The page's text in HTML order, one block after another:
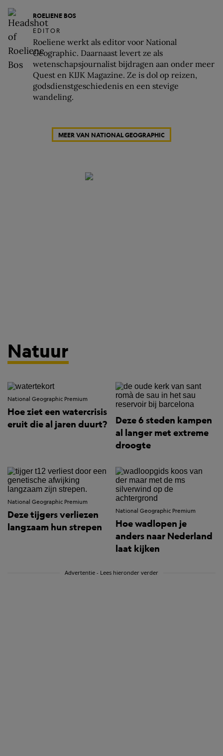
ROELIENE BOS
EDITOR
Roeliene werkt als editor voor National
Geographic. Daarnaast levert ze als
wetenschapsjournalist bijdragen aan onder meer
Quest en KIJK Magazine. Ze is dol op reizen,
godsdienstgeschiedenis en een stevige
wandeling.
MEER VAN NATIONAL GEOGRAPHIC
Natuur
National Geographic Premium
Hoe ziet een watercrisis
eruit die al jaren duurt?
Deze 6 steden kampen
al langer met extreme
droogte
National Geographic Premium
Deze tijgers verliezen
langzaam hun strepen
National Geographic Premium
Hoe wadlopen je
anders naar Nederland
laat kijken
Advertentie - Lees hieronder verder